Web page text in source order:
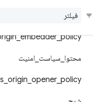
محتوا
_embedder_policy
محتوا سیاست امنیت
origin opener_ policy